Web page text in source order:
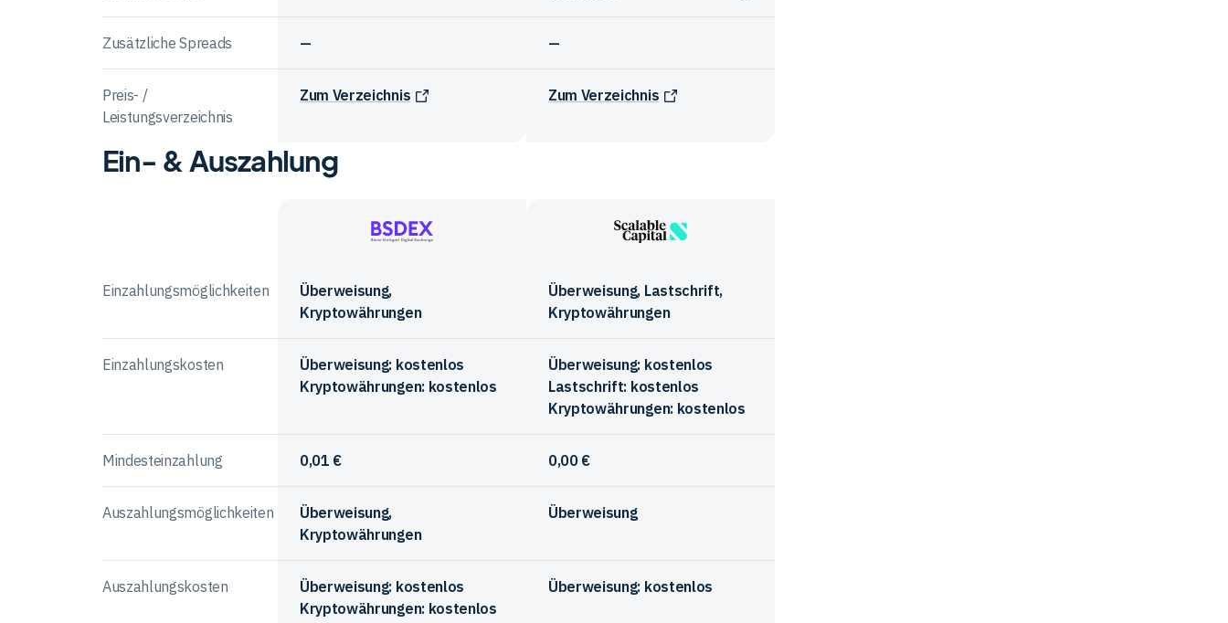
Zusätzliche Spreads — —
Preis- /
Leistungsverzeichnis
Zum Verzeichnis Zum Verzeichnis
Vergleichstabelle
zu
Ein- & Auszahlung
Stuttgart
Digital
Exchange
Capital
Einzahlungsmöglichkeiten
Überweisung,
Kryptowährungen
Überweisung, Lastschrift,
Kryptowährungen
Einzahlungskosten
Überweisung: kostenlos
Kryptowährungen: kostenlos
Überweisung: kostenlos
Lastschrift: kostenlos
Kryptowährungen: kostenlos
Mindesteinzahlung 0,01 € 0,00 €
Auszahlungsmöglichkeiten
Überweisung,
Kryptowährungen
Überweisung
Auszahlungskosten
Überweisung: kostenlos
Kryptowährungen: kostenlos
Überweisung: kostenlos